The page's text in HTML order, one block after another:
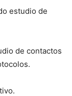
estudio de
de contactos